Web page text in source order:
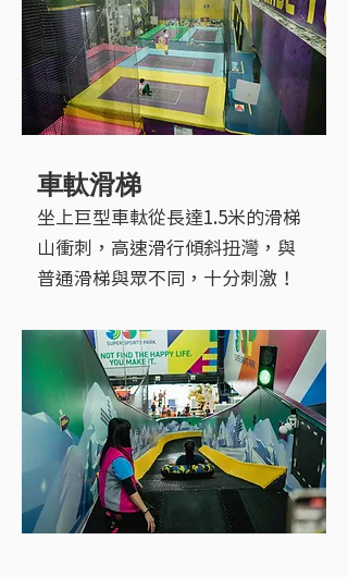
車軚滑梯
坐上巨型車軚從長達1.5米的滑梯
山衝刺，高速滑行傾斜扭灣，與
普通滑梯與眾不同，十分刺激！